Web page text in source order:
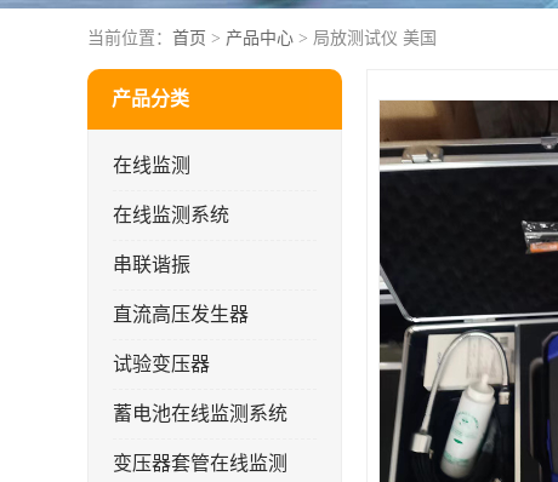
当前位置： 首页 > 产品中心 > 局放测试仪 美国
产品分类
在线监测
在线监测系统
串联谐振
直流高压发生器
试验变压器
蓄电池在线监测系统
变压器套管在线监测